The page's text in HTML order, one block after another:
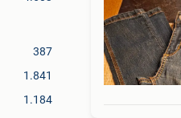
387
1.841
1.184